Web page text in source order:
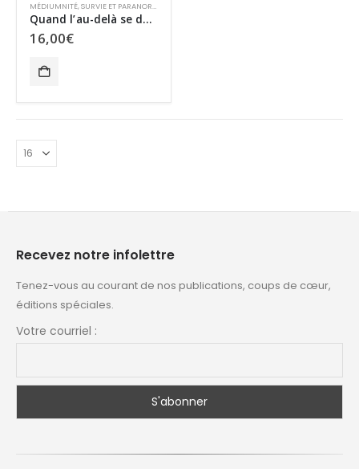
MÉDIUMNITÉ,SURVIE ET PARANORMAL
Quand l’au-delà se dévoile
16,00€
Recevez notre infolettre
Tenez-vous au courant de nos publications, coups de cœur,
éditions spéciales.
Votre courriel :